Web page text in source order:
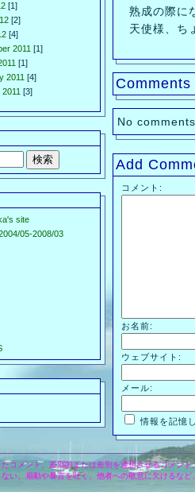
[1]
[2]
[4]
2011 [1]
[1]
2011 [4]
[3]
site
05-2008/03
熟成の際に
天使様、ち
Comments
No
Add
コメント:
お名前:
ウェブサイト:
メール:
情報を記憶
コメント、差別的または差別を連想させるコメン
ない、扇動や暴言を吐く、他者への敬意に欠けるな